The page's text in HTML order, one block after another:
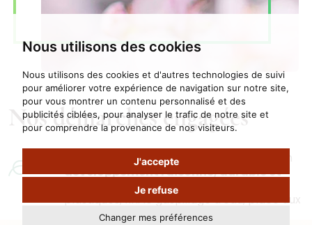
Nous utilisons des cookies
Nous utilisons des cookies et d'autres technologies de suivi
pour améliorer votre expérience de navigation sur notre site,
pour vous montrer un contenu personnalisé et des
publicités ciblées, pour analyser le trafic de notre site et
pour comprendre la provenance de nos visiteurs.
J'accepte
Je refuse
Changer mes préférences
Nos démarches engagées
L'hôtel Le Cantemerle met l'accent sur un
développement raisonné, durable et
éco-responsable. Moins de déchets
plastiques, fini le gaspillage d'eau, place aux
matériaux recyclables, à la production